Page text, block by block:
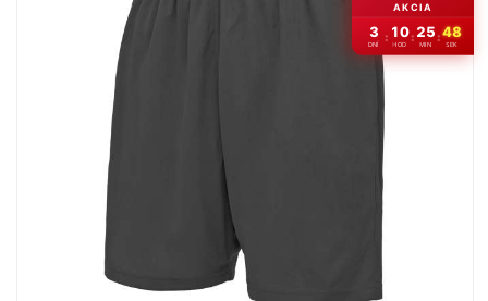
AKCIA
3
DNÍ
: 10
HOD
: 25
MIN
:48
SEK